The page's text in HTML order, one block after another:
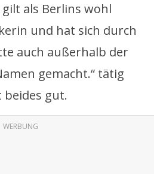
als Berlins wohl
und hat sich durch
auch außerhalb der
gemacht.“ tätig
gut.
WERBUNG